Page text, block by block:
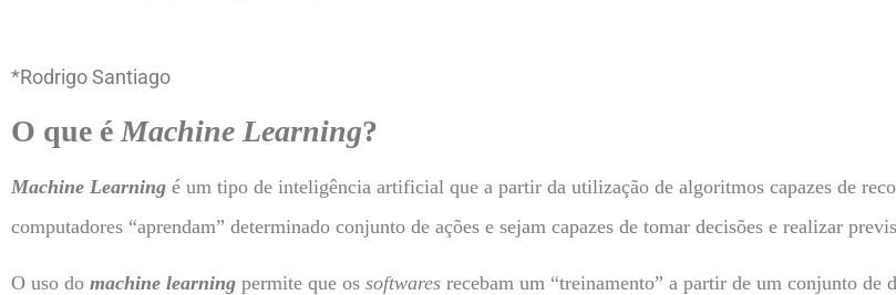
*Rodrigo Santiago
O que éMachine Learning?
Machine Learning é um tipo de inteligência artificial que a partir da utilização de algoritmos capazes de
computadores “aprendam” determinado conjunto de ações e sejam capazes de tomar decisões e realizar
O uso do machine learning permite que os softwares recebam um “treinamento” a partir de um conjunto de